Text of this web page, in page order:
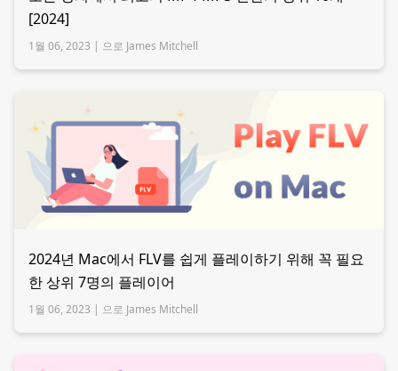
[2024]
1월 06, 2023 | 으로 James Mitchell
2024년 Mac에서 FLV를 쉽게 플레이하기 위해 꼭 필요
한 상위 7명의 플레이어
1월 06, 2023 | 으로 James Mitchell